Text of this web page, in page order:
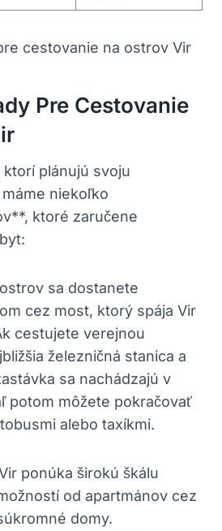
Pre Cestovanie
plánujú svoju
niekoľko
ktoré zaručene
sa dostanete
cez most, ktorý spája Vir
cestujete verejnou
železničná stanica a
sa nachádzajú v
potom môžete pokračovať
alebo taxíkmi.
ponúka širokú škálu
od apartmánov cez
domy.